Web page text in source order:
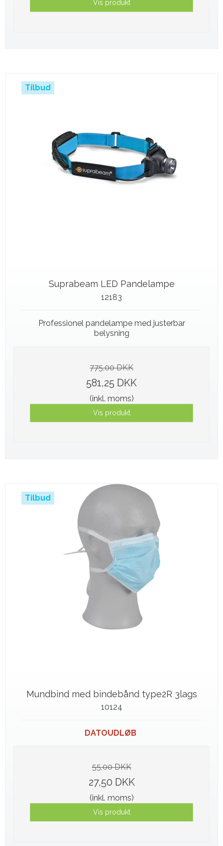
Vis produkt
Tilbud
Suprabeam LED Pandelampe
12183
Professionel pandelampe med justerbar
belysning
775,00 DKK
581,25 DKK
(inkl. moms)
Vis produkt
Tilbud
Mundbind med bindebånd type2R 3lags
10124
DATOUDLØB
55,00 DKK
27,50 DKK
(inkl. moms)
Vis produkt